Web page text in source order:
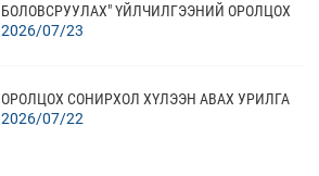
БОЛОВСРУУЛАХ" ҮЙЛЧИЛГЭЭНИЙ ОРОЛЦОХ
СОНИРХОЛ ХҮЛЭЭН АВАХ
2026/07/23
ОРОЛЦОХ СОНИРХОЛ ХҮЛЭЭН АВАХ УРИЛГА
2026/07/22